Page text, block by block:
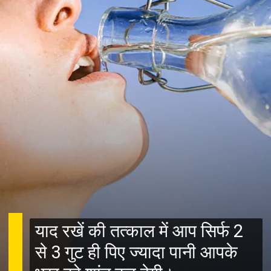
याद रखें की तत्काल में आप सिर्फ 2
से 3 गुट ही पिए ज्यादा पानी आपके